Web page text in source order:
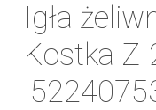
Igła
Kostka